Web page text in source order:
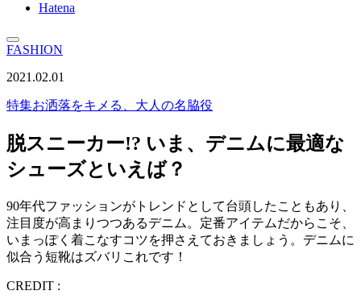
Hatena
FASHION
2021.02.01
特集お洒落をキメる、大人の名脇役
脱スニーカー!? いま、デニムに最適な
シューズといえば？
90年代ファッションがトレンドとして台頭したこともあり、
注目度が高まりつつあるデニム。定番アイテムだからこそ、
いまっぽく着こなすコツを押さえておきましょう。デニムに
似合う短靴はズバリこれです！
CREDIT :